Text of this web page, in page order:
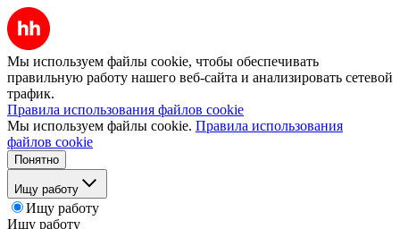
Мы используем файлы cookie, чтобы обеспечивать
правильную работу нашего веб-сайта и анализировать сетевой
трафик.
Правила использования файлов cookie
Мы используем файлы cookie. Правила использования
файлов cookie
Понятно
Ищу работу
Ищу работу
Ищу работу